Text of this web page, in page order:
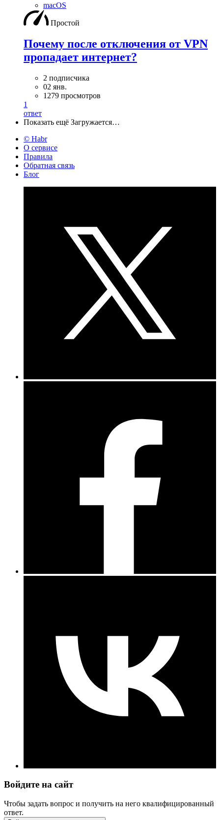
macOS
Простой
Почему после отключения от VPN
пропадает интернет?
2 подписчика
02 янв.
1279 просмотров
1
ответ
Показать ещё Загружается…
© Habr
О сервисе
Правила
Обратная связь
Блог
Войдите на сайт
Чтобы задать вопрос и получить на него квалифицированный
ответ.